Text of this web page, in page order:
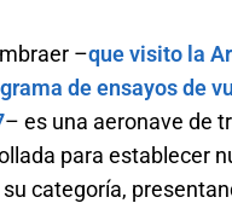
–que visito la
de ensayos de
– es una aeronave de
para establecer
categoría,